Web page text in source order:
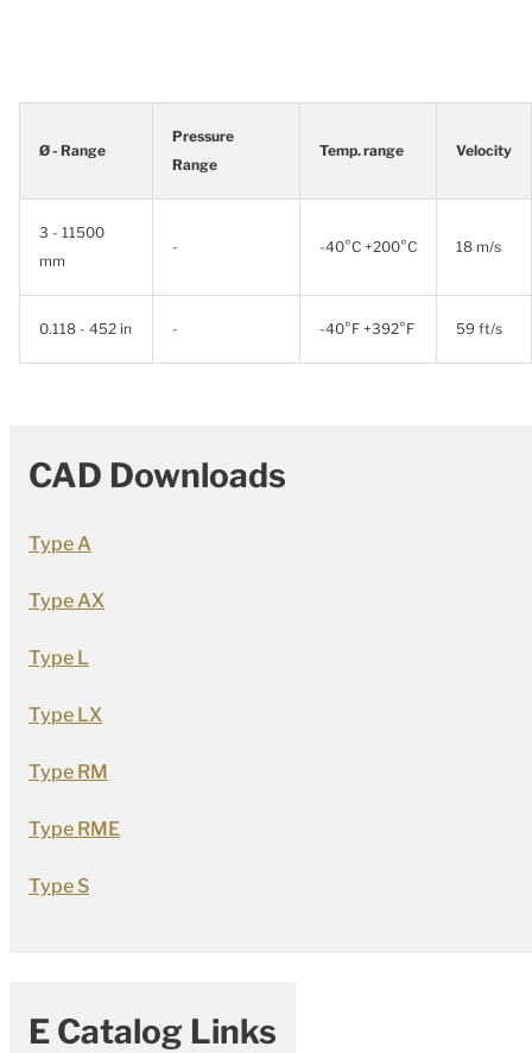
Ø - Range
Pressure
Range
Temp. range Velocity
3 - 11500
mm
- -40°C +200°C 18 m/s
0.118 - 452 in - -40°F +392°F 59 ft/s
CAD Downloads
Type A
Type AX
Type L
Type LX
Type RM
Type RME
Type S
E Catalog Links